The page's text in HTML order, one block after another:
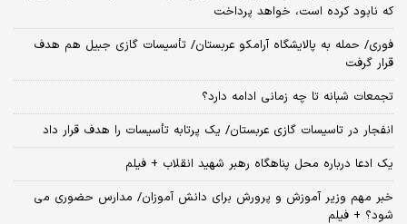
که نابود کرده است، خواهد پرداخت
فوری/ حمله به پالایشگاه آرامکو عربستان/ تأسیسات گازی جبیل هم هدف
قرار گرفت
تجمعات شبانه تا چه زمانی ادامه دارد؟
انفجار در تاسیسات گازی عربستان/ یک پرتابه تأسیسات را هدف قرار داد
یک ادعا درباره محل پناهگاه‌ رهبر شهید انقلاب + فیلم
خبر مهم وزیر آموزش و پرورش برای دانش آموزان/ مدارس حضوری می
شود؟ + فیلم